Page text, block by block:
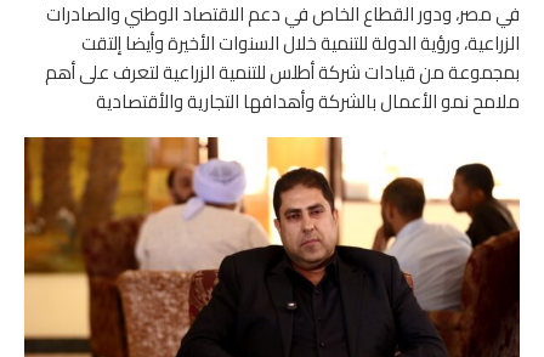
في مصر، ودور القطاع الخاص في دعم الاقتصاد الوطني والصادرات
الزراعية، ورؤية الدولة للتنمية خلال السنوات الأخيرة وأيضا إلتقت
بمجموعة من قيادات شركة أطلس للتنمية الزراعية لتعرف على أهم
ملامح نمو الأعمال بالشركة وأهدافها التجارية والأقتصادية